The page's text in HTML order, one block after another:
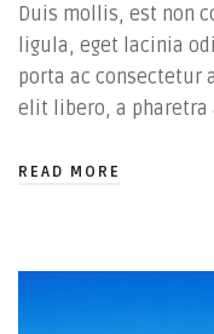
Duis mollis, est non
ligula, eget lacinia
porta ac consectetur
elit libero, a pharetra
READ MORE